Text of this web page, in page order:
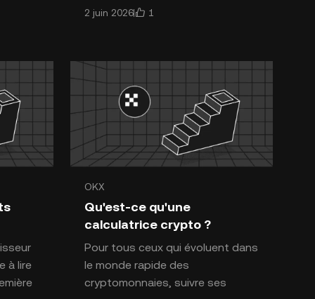
de commodité, ce qui
2 juin 2026 1
à lire
OKX
Qu'est-ce qu'une
calculatrice crypto ?
Pour tous ceux qui évoluent dans
le monde rapide des
cryptomonnaies, suivre ses